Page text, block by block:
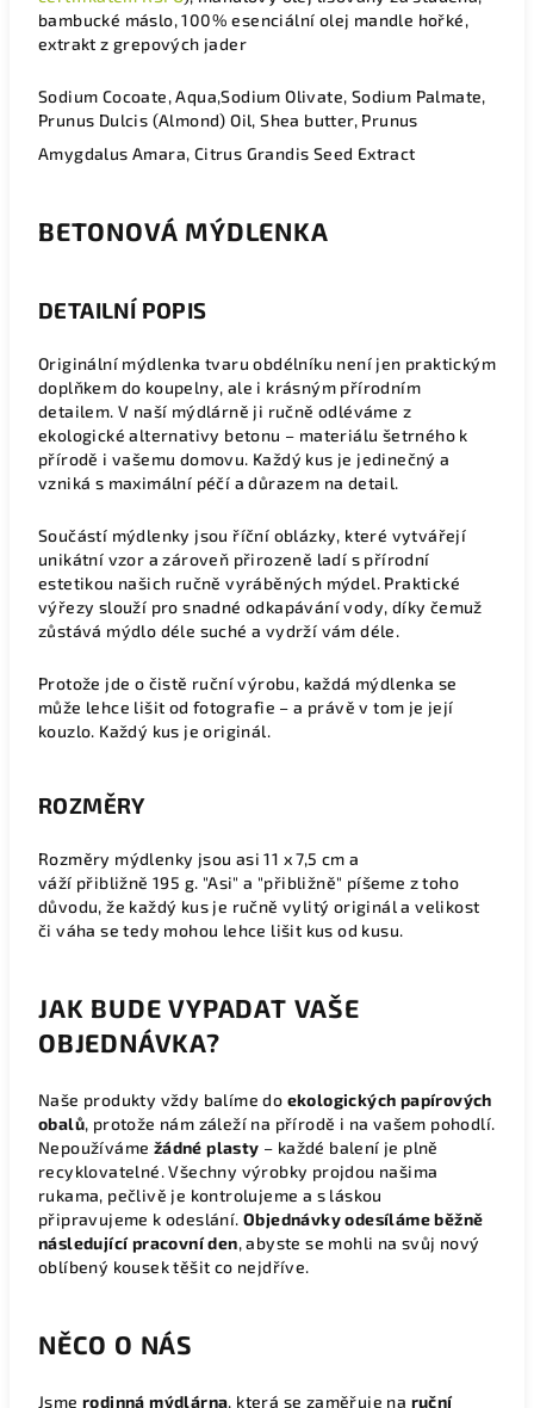
bambucké máslo, 100% esenciální olej mandle hořké,
extrakt z grepových jader
Sodium Cocoate, Aqua,Sodium Olivate, Sodium Palmate,
Prunus Dulcis (Almond) Oil, Shea butter, Prunus
Amygdalus Amara, Citrus Grandis Seed Extract
BETONOVÁ MÝDLENKA
DETAILNÍ POPIS
Originální mýdlenka tvaru obdélníku není jen praktickým
doplňkem do koupelny, ale i krásným přírodním
detailem. V naší mýdlárně ji ručně odléváme z
ekologické alternativy betonu – materiálu šetrného k
přírodě i vašemu domovu. Každý kus je jedinečný a
vzniká s maximální péčí a důrazem na detail.
Součástí mýdlenky jsou říční oblázky, které vytvářejí
unikátní vzor a zároveň přirozeně ladí s přírodní
estetikou našich ručně vyráběných mýdel. Praktické
výřezy slouží pro snadné odkapávání vody, díky čemuž
zůstává mýdlo déle suché a vydrží vám déle.
Protože jde o čistě ruční výrobu, každá mýdlenka se
může lehce lišit od fotografie – a právě v tom je její
kouzlo. Každý kus je originál.
ROZMĚRY
Rozměry mýdlenky jsou asi 11 x 7,5 cm a
váží přibližně 195 g. "Asi" a "přibližně" píšeme z toho
důvodu, že každý kus je ručně vylitý originál a velikost
či váha se tedy mohou lehce lišit kus od kusu.
JAK BUDE VYPADAT VAŠE
OBJEDNÁVKA?
Naše produkty vždy balíme do ekologických papírových
obalů, protože nám záleží na přírodě i na vašem pohodlí.
Nepoužíváme žádné plasty – každé balení je plně
recyklovatelné. Všechny výrobky projdou našima
rukama, pečlivě je kontrolujeme a s láskou
připravujeme k odeslání. Objednávky odesíláme běžně
následující pracovní den, abyste se mohli na svůj nový
oblíbený kousek těšit co nejdříve.
NĚCO O NÁS
Jsme rodinná mýdlárna, která se zaměřuje na ruční